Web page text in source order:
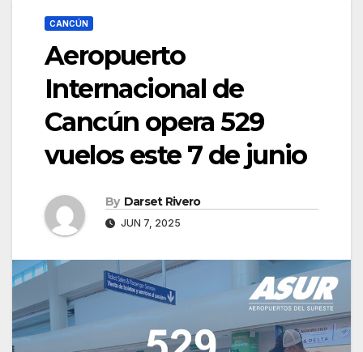
CANCÚN
Aeropuerto
Internacional de
Cancún opera 529
vuelos este 7 de junio
By Darset Rivero
JUN 7, 2025